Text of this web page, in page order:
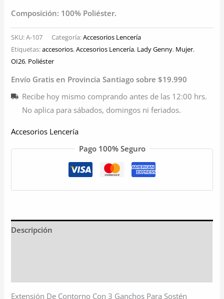
Composición: 100% Poliéster.
SKU:A-107 Categoría:Accesorios Lencería
Etiquetas:accesorios,Accesorios Lencería, Lady Genny, Mujer,
OI26, Poliéster
Envío Gratis en Provincia Santiago sobre $19.990
Recibe hoy mismo comprando antes de las 12:00 hrs.
No aplica para sábados, domingos ni feriados.
Accesorios Lencería
Pago 100% Seguro
Descripción
Extensión De Contorno Con 3 Ganchos Para Sostén